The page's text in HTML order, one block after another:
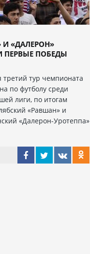
«ДАЛЕРОН»
ПЕРВЫЕ ПОБЕДЫ
третий тур чемпионата
по футболу среди
лиги, по итогам
«Равшан» и
«Далерон-Уротеппа»